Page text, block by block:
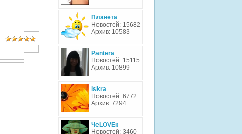
Планета
Новостей: 15682
Архив: 10583
Pantera
Новостей: 15115
Архив: 10899
iskra
Новостей: 6772
Архив: 7294
ЧеLOVEк
Новостей: 3460